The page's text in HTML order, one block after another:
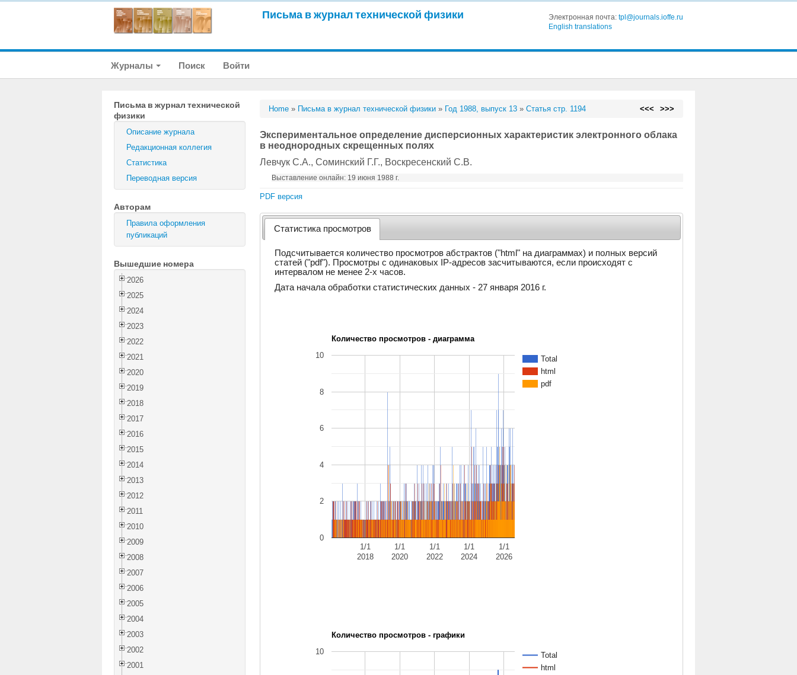
Письма в журнал технической физики Электронная почта: tpl@journals.ioffe.ru
English translations
Журналы Поиск Войти
Письма в журнал технической
физики
Описание журнала
Редакционная коллегия
Статистика
Переводная версия
Авторам
Правила оформления
публикаций
Вышедшие номера
2026
2025
2024
2023
2022
2021
2020
2019
2018
2017
2016
2015
2014
2013
2012
2011
2010
2009
2008
2007
2006
2005
2004
2003
2002
2001
Home » Письма в журнал технической физики » Год 1988, выпуск 13 »Статья стр. 1194 <<< >>>
Экспериментальное определение дисперсионных характеристик электронного облака
в неоднородных скрещенных полях
Левчук С.А., Соминский Г.Г., Воскресенский С.В.
Выставление онлайн: 19 июня 1988 г.
PDF версия
Статистика просмотров
Подсчитывается количество просмотров абстрактов ("html" на диаграммах) и полных версий
статей ("pdf"). Просмотры с одинаковых IP-адресов засчитываются, если происходят с
интервалом не менее 2-х часов.
Дата начала обработки статистических данных - 27 января 2016 г.
Количество просмотров - диаграмма
Total
html
pdf
1/1
2018
1/1
2020
1/1
2022
1/1
2024
1/1
2026
0
2
4
6
8
10
Количество просмотров - графики
Total
html
10